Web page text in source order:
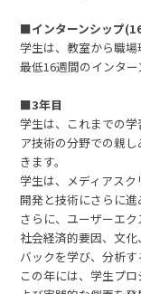
■インターンシップ
学生は、教室から職場
最低16週間のインター
■3年目
学生は、これまでの
ア技術の分野での親
きます。
学生は、メディアス
開発と技術にさらに進
さらに、ユーザーエ
社会経済的要因、文
バックを学び、分析す
この年には、学生プ